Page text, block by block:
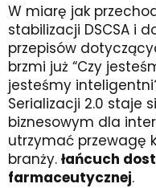
W miarę jak
stabilizacji DSCSA i
przepisów
brzmi już “Czy
jesteśmy
Serializacji 2.0 staje
biznesowym dla
utrzymać przewagę
branży. łańcuch
farmaceutycznej.